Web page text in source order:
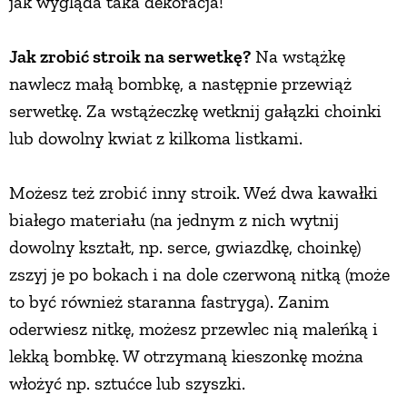
Jak zrobić stroik na serwetkę? Na wstążkę
nawlecz małą bombkę, a następnie przewiąż
serwetkę. Za wstążeczkę wetknij gałązki choinki
lub dowolny kwiat z kilkoma listkami.
Możesz też zrobić inny stroik. Weź dwa kawałki
białego materiału (na jednym z nich wytnij
dowolny kształt, np. serce, gwiazdkę, choinkę)
zszyj je po bokach i na dole czerwoną nitką (może
to być również staranna fastryga). Zanim
oderwiesz nitkę, możesz przewlec nią maleńką i
lekką bombkę. W otrzymaną kieszonkę można
włożyć np. sztućce lub szyszki.